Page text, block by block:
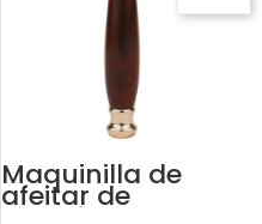
Maquinilla de
afeitar de